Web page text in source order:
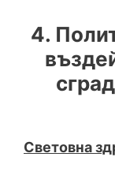
4.
Световна